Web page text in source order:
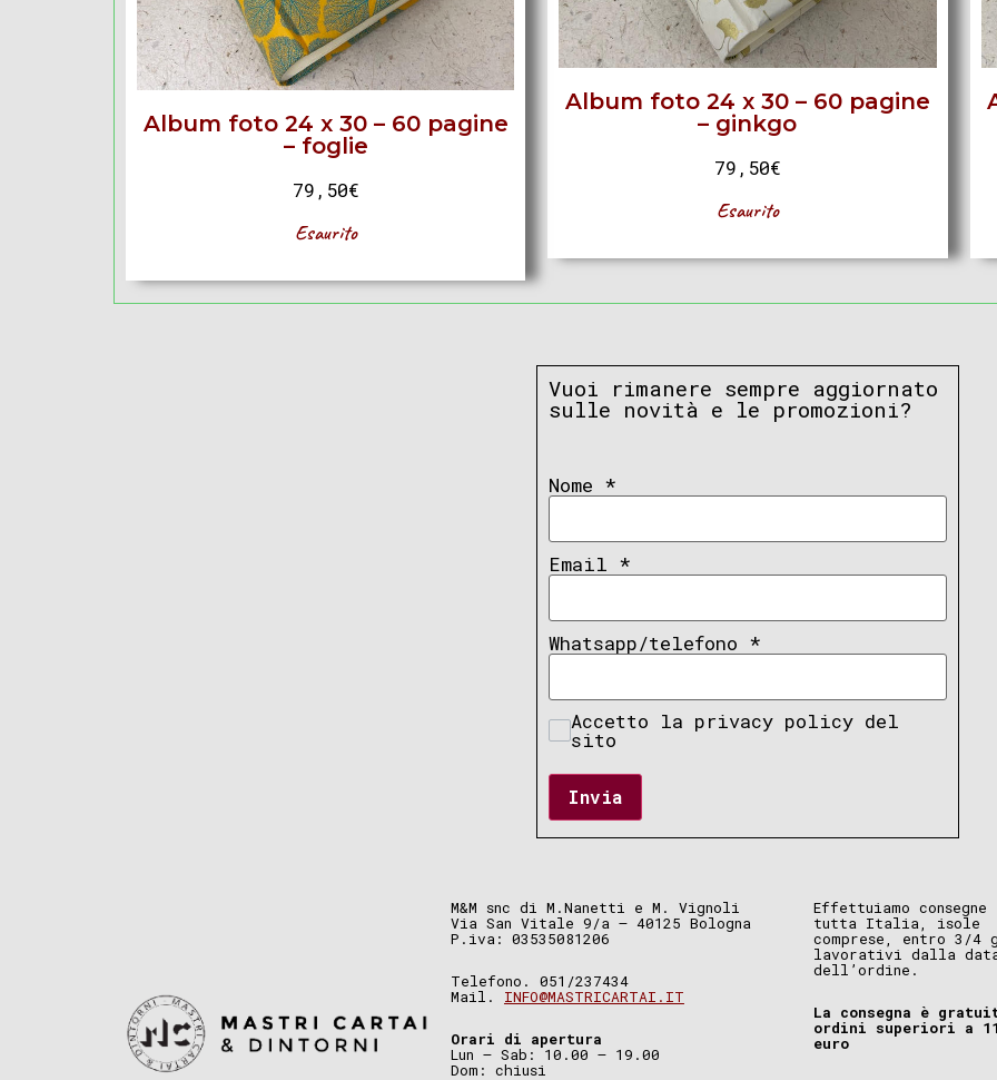
Album foto 24 x 30 – 60 pagine
– ginkgo
79,50€
Esaurito
Album foto 24 x 30 – 60 pagine
– foglie
79,50€
Esaurito
Vuoi rimanere sempre aggiornato
sulle novità e le promozioni?
Nome *
Email *
Whatsapp/telefono *
Accetto la privacy policy del
sito
Invia
M&M snc di M.Nanetti e M. Vignoli
Via San Vitale 9/a – 40125 Bologna
P.iva: 03535081206
Telefono. 051/237434
Mail. INFO@MASTRICARTAI.IT
Orari di apertura
Lun – Sab: 10.00 – 19.00
Dom: chiusi
Effettuiamo consegne
tutta Italia, isole
comprese, entro 3/4
lavorativi dalla
dell’ordine.
La consegna è
ordini superiori a
euro